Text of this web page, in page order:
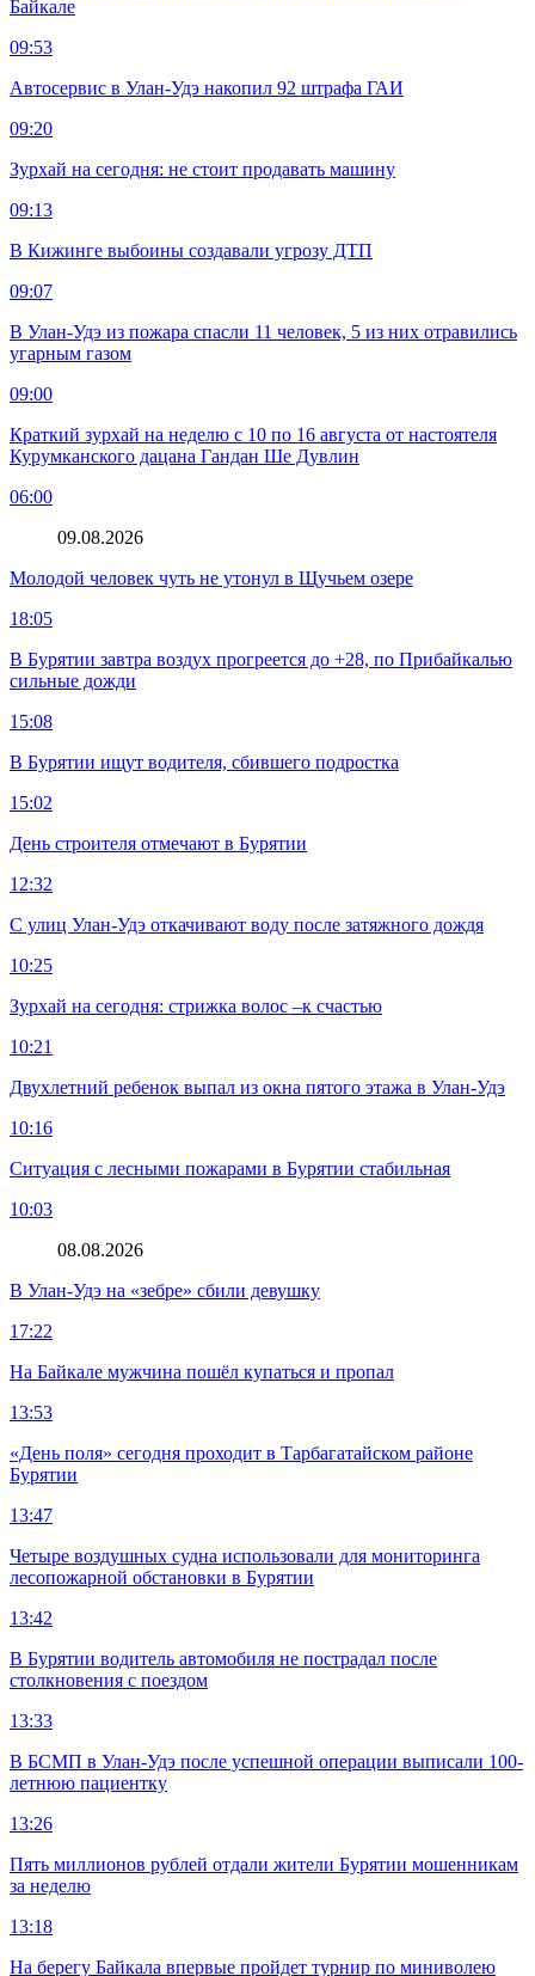
Байкале
09:53
Автосервис в Улан-Удэ накопил 92 штрафа ГАИ
09:20
Зурхай на сегодня: не стоит продавать машину
09:13
В Кижинге выбоины создавали угрозу ДТП
09:07
В Улан-Удэ из пожара спасли 11 человек, 5 из них отравились
угарным газом
09:00
Краткий зурхай на неделю с 10 по 16 августа от настоятеля
Курумканского дацана Гандан Ше Дувлин
06:00
09.08.2026
Молодой человек чуть не утонул в Щучьем озере
18:05
В Бурятии завтра воздух прогреется до +28, по Прибайкалью
сильные дожди
15:08
В Бурятии ищут водителя, сбившего подростка
15:02
День строителя отмечают в Бурятии
12:32
С улиц Улан-Удэ откачивают воду после затяжного дождя
10:25
Зурхай на сегодня: стрижка волос –к счастью
10:21
Двухлетний ребенок выпал из окна пятого этажа в Улан-Удэ
10:16
Ситуация с лесными пожарами в Бурятии стабильная
10:03
08.08.2026
В Улан-Удэ на «зебре» сбили девушку
17:22
На Байкале мужчина пошёл купаться и пропал
13:53
«День поля» сегодня проходит в Тарбагатайском районе
Бурятии
13:47
Четыре воздушных судна использовали для мониторинга
лесопожарной обстановки в Бурятии
13:42
В Бурятии водитель автомобиля не пострадал после
столкновения с поездом
13:33
В БСМП в Улан-Удэ после успешной операции выписали 100-
летнюю пациентку
13:26
Пять миллионов рублей отдали жители Бурятии мошенникам
за неделю
13:18
На берегу Байкала впервые пройдет турнир по миниволею